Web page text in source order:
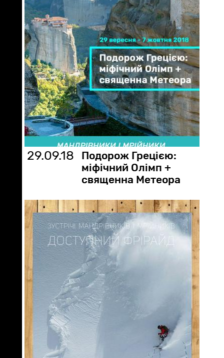
29.09.18
Подорож Грецією:
міфічний Олімп +
священна Метеора